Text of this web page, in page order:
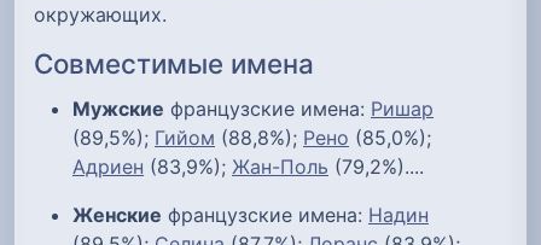
окружающих.
Совместимые имена
Мужские французские имена: Ришар
(89,5%); Гийом (88,8%); Рено (85,0%);
Адриен (83,9%); Жан-Поль (79,2%)....
Женские французские имена: Надин